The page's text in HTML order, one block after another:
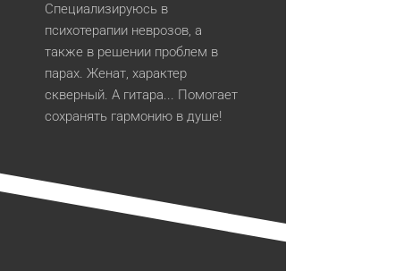
Специализируюсь в
психотерапии неврозов, а
также в решении проблем в
парах. Женат, характер
скверный. А гитара... Помогает
сохранять гармонию в душе!